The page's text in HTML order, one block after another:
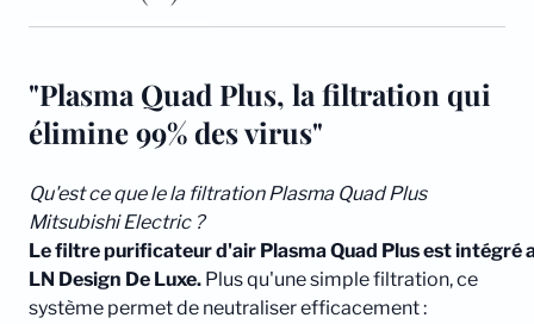
"Plasma Quad Plus, la filtration qui
élimine 99% des virus"
Qu'est ce que le la filtration Plasma Quad Plus
Mitsubishi Electric ?
Le filtre purificateur d'air Plasma Quad Plus est intégré
LN Design De Luxe. Plus qu'une simple filtration, ce
système permet de neutraliser efficacement :